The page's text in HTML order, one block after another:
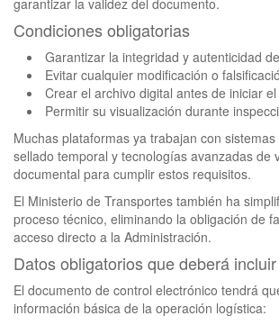
garantizar la validez del documento.
Condiciones obligatorias
Garantizar la integridad y autenticidad
Evitar cualquier modificación o
Crear el archivo digital antes de iniciar
Permitir su visualización durante
Muchas plataformas ya trabajan con
sellado temporal y tecnologías avanzadas de
documental para cumplir estos requisitos.
El Ministerio de Transportes también ha
proceso técnico, eliminando la obligación de
acceso directo a la Administración.
Datos obligatorios que deberá incluir
El documento de control electrónico tendrá
información básica de la operación logística: